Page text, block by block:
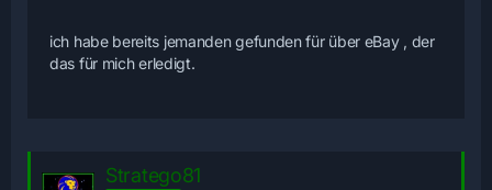
ich habe bereits jemanden gefunden für über eBay , der
das für mich erledigt.
Stratego81